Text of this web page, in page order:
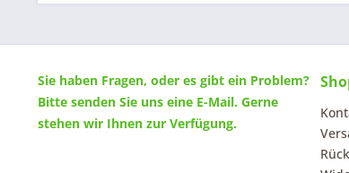
Sie haben Fragen, oder es gibt ein Problem?
Bitte senden Sie uns eine E-Mail. Gerne
stehen wir Ihnen zur Verfügung.